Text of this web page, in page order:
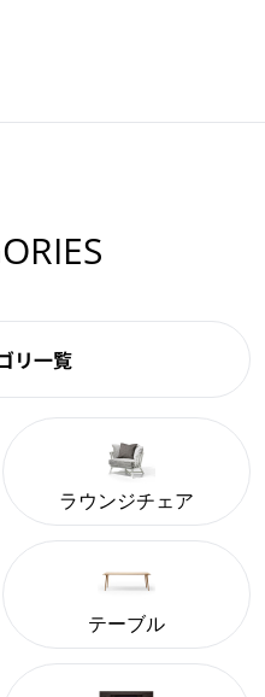
リ一覧
ラウンジチェア
テーブル